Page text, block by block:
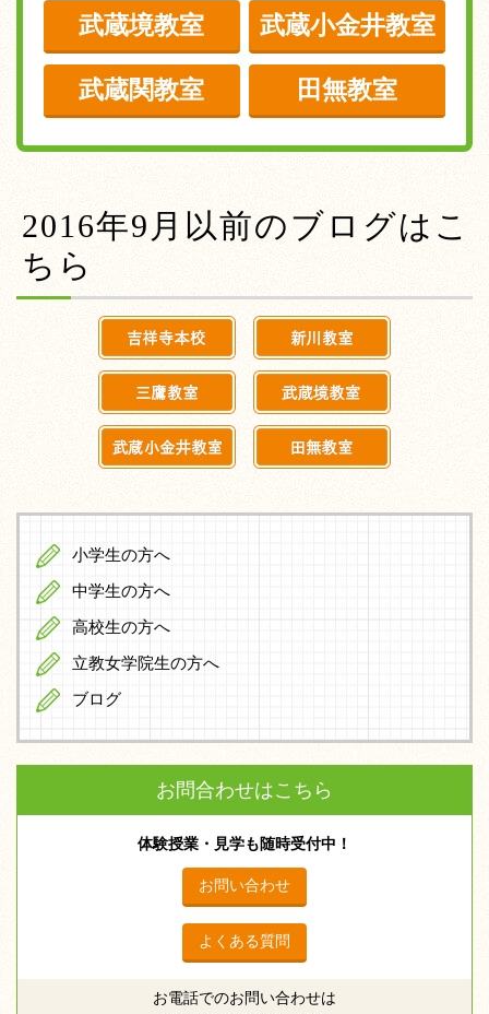
武蔵境教室 武蔵小金井教室
武蔵関教室 田無教室
2016年9月以前のブログはこ
ちら
小学生の方へ
中学生の方へ
高校生の方へ
立教女学院生の方へ
ブログ
お問合わせはこちら
体験授業・見学も随時受付中！
お問い合わせ
よくある質問
お電話でのお問い合わせは